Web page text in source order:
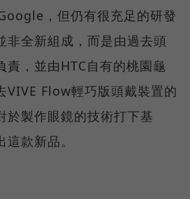
，但仍有很充足的研發
非全新組成，而是由過去頭
責，並由HTC自有的桃園龜
VIVE Flow輕巧版頭戴裝置的
於製作眼鏡的技術打下基
款新品。